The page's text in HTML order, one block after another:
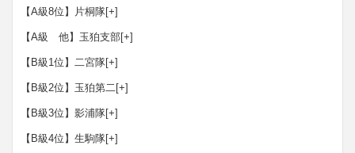
【A級8位】片桐隊[+]
【A級 他】玉狛支部[+]
【B級1位】二宮隊[+]
【B級2位】玉狛第二 [+]
【B級3位】影浦隊[+]
【B級4位】生駒隊[+]